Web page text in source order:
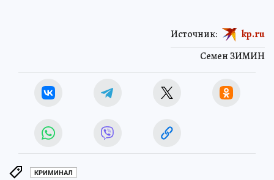
Семен ЗИМИН
Источник: kp.ru
КРИМИНАЛ